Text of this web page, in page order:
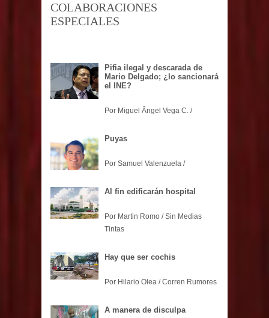
COLABORACIONES
ESPECIALES
Pifia ilegal y descarada de
Mario Delgado; ¿lo sancionará
el INE?
Por Miguel Ãngel Vega C. /
Puyas
Por Samuel Valenzuela /
Al fin edificarán hospital
Por Martin Romo / Sin Medias
Tintas
Hay que ser cochis
Por Hilario Olea / Corren Rumores
A manera de disculpa